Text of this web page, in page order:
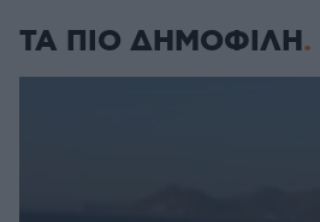
ΤΑ ΠΙΟ ΔΗΜΟΦΙΛΗ